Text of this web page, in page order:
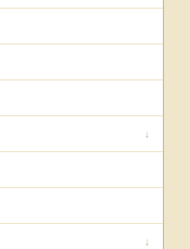
↓
↓